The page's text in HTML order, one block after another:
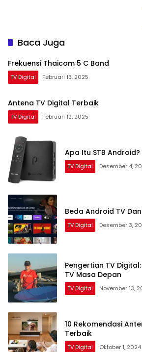
Baca Juga
Frekuensi Thaicom 5 C Band
TV Digital Februari 13, 2025
Antena TV Digital Terbaik
TV Digital Februari 12, 2025
Apa Itu STB Android?
TV Digital Desember 4,
Beda Android TV
TV Digital Desember 3,
Pengertian TV
TV Masa Depan
TV Digital November 13,
10 Rekomendasi
Terbaik
TV Digital Oktober 1, 2024